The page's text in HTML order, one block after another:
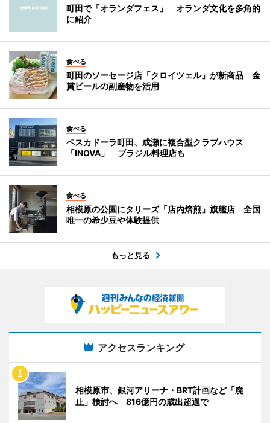
町田で「オランダフェス」 オランダ文化を多角的
に紹介
食べる
町田のソーセージ店「クロイツェル」が新商品 金
賞ビールの副産物を活用
食べる
ペスカドーラ町田、成瀬に複合型クラブハウス
「INOVA」 ブラジル料理店も
食べる
相模原の公園にタリーズ「店内焙煎」旗艦店 全国
唯一の希少豆や体験提供
もっと見る
アクセスランキング
相模原市、銀河アリーナ・BRT計画など「廃
止」検討へ 816億円の歳出超過で